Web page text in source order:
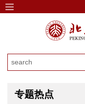
专题热点